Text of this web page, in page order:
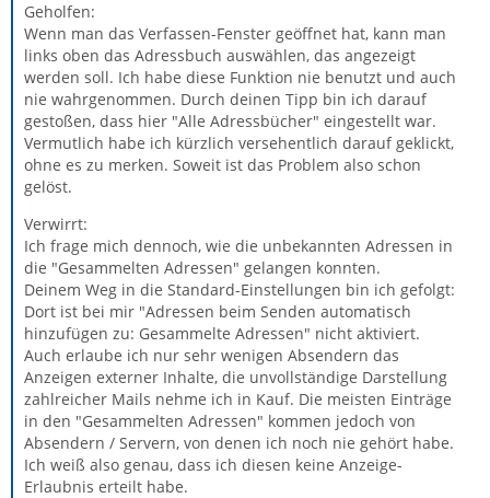
Geholfen:
Wenn man das Verfassen-Fenster geöffnet hat, kann man
links oben das Adressbuch auswählen, das angezeigt
werden soll. Ich habe diese Funktion nie benutzt und auch
nie wahrgenommen. Durch deinen Tipp bin ich darauf
gestoßen, dass hier "Alle Adressbücher" eingestellt war.
Vermutlich habe ich kürzlich versehentlich darauf geklickt,
ohne es zu merken. Soweit ist das Problem also schon
gelöst.
Verwirrt:
Ich frage mich dennoch, wie die unbekannten Adressen in
die "Gesammelten Adressen" gelangen konnten.
Deinem Weg in die Standard-Einstellungen bin ich gefolgt:
Dort ist bei mir "Adressen beim Senden automatisch
hinzufügen zu: Gesammelte Adressen" nicht aktiviert.
Auch erlaube ich nur sehr wenigen Absendern das
Anzeigen externer Inhalte, die unvollständige Darstellung
zahlreicher Mails nehme ich in Kauf. Die meisten Einträge
in den "Gesammelten Adressen" kommen jedoch von
Absendern / Servern, von denen ich noch nie gehört habe.
Ich weiß also genau, dass ich diesen keine Anzeige-
Erlaubnis erteilt habe.